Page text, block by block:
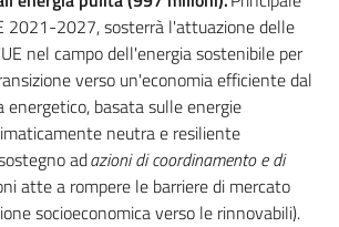
2021-2027, sosterrà l'attuazione delle
nel campo dell'energia sostenibile per
verso un'economia efficiente dal
energetico, basata sulle energie
neutra e resiliente
adazioni di coordinamento e di
atte a rompere le barriere di mercato
socioeconomica verso le rinnovabili).